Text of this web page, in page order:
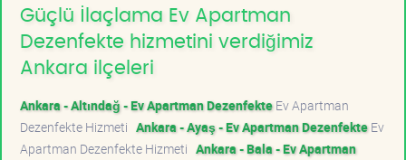
Güçlü İlaçlama Ev Apartman
Dezenfekte hizmetini verdiğimiz
Ankara ilçeleri
Ankara - Altındağ - Ev Apartman DezenfekteEv Apartman
Dezenfekte Hizmeti Ankara - Ayaş - Ev Apartman DezenfekteEv
Apartman Dezenfekte Hizmeti Ankara - Bala - Ev Apartman